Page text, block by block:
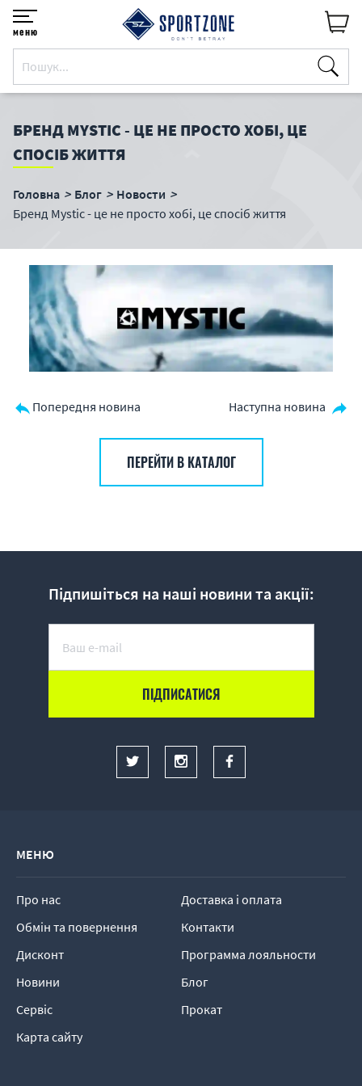
меню
БРЕНД MYSTIC - ЦЕ НЕ ПРОСТО ХОБІ, ЦЕ
СПОСІБ ЖИТТЯ
Головна Блог
Новости
Бренд Mystic - це не просто хобі, це спосіб життя
Попередня новина Наступна новина
ПЕРЕЙТИ В КАТАЛОГ
Підпишіться на наші новини та акції:
МЕНЮ
Про нас
Доставка і оплата
Обмін та повернення
Контакти
Дисконт
Программа лояльности
Новини
Блог
Сервіс
Прокат
Карта сайту